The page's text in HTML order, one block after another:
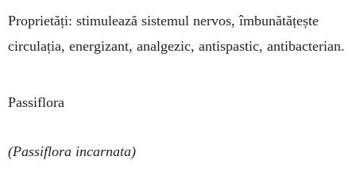
Proprietăți: stimulează sistemul nervos, îmbunătățește
circulația, energizant, analgezic, antispastic, antibacterian.
Passiflora
(Passiflora incarnata)